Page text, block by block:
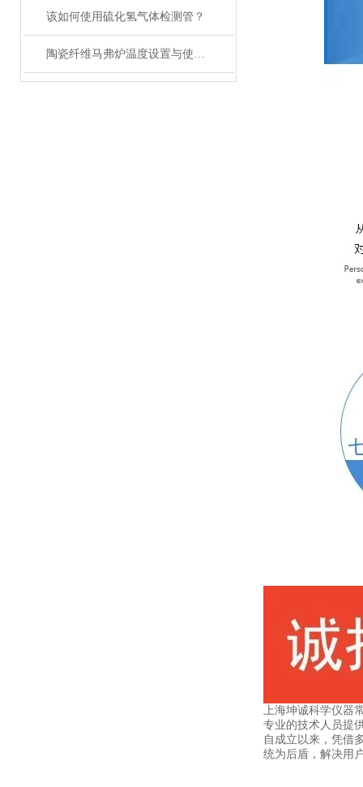
该如何使用硫化氢气体检测管？
陶瓷纤维马弗炉温度设置与使用方法
上海坤诚科学仪器
专业的技术人员提
自成立以来，凭借
统为后盾，解决用